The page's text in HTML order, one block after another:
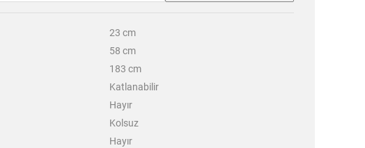
23 cm
58 cm
183 cm
Katlanabilir
Hayır
Kolsuz
Hayır